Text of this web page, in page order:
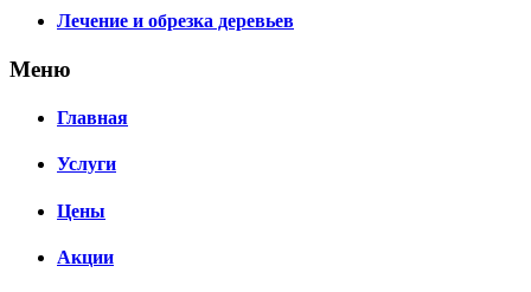
Лечение и обрезка деревьев
Меню
Главная
Услуги
Цены
Акции